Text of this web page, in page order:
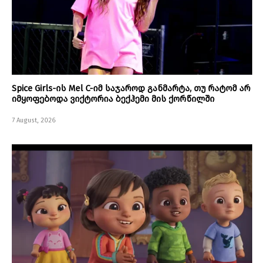
Spice Girls-ის Mel C-იმ საჯაროდ განმარტა, თუ რატომ არ
იმყოფებოდა ვიქტორია ბექჰემი მის ქორწილში
7 August, 2026